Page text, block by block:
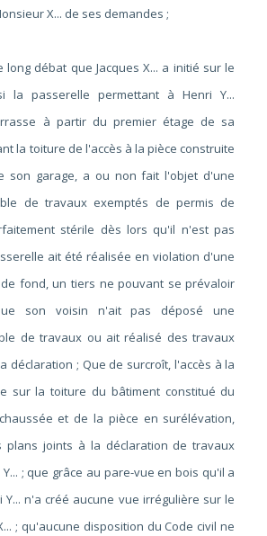
X... de ses demandes ;
long débat que Jacques X... a initié sur le
la passerelle permettant à Henri Y...
à partir du premier étage de sa
la toiture de l'accès à la pièce construite
son garage, a ou non fait l'objet d'une
de travaux exemptés de permis de
stérile dès lors qu'il n'est pas
ait été réalisée en violation d'une
fond, un tiers ne pouvant se prévaloir
son voisin n'ait pas déposé une
de travaux ou ait réalisé des travaux
déclaration ; Que de surcroît, l'accès à la
sur la toiture du bâtiment constitué du
et de la pièce en surélévation,
plans joints à la déclaration de travaux
; que grâce au pare-vue en bois qu'il a
Y... n'a créé aucune vue irrégulière sur le
; qu'aucune disposition du Code civil ne